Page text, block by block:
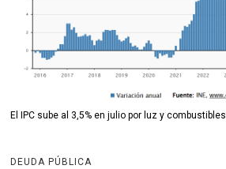
El IPC sube al 3,5% en julio por luz y combustibles
DEUDA PÚBLICA